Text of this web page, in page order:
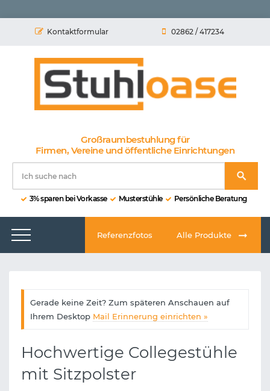
Kontaktformular 02862 / 417234
Großraumbestuhlung für
Firmen, Vereine und öffentliche Einrichtungen
3% sparen bei Vorkasse Musterstühle Persönliche Beratung
Referenzfotos Alle Produkte
Gerade keine Zeit? Zum späteren Anschauen auf
Ihrem Desktop Mail Erinnerung einrichten »
Hochwertige Collegestühle
mit Sitzpolster